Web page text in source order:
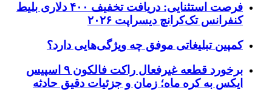
فرصت استثنایی: دریافت تخفیف ۴۰۰ دلاری بلیط
کنفرانس تک‌کرانچ دیسراپت ۲۰۲۶
کمپین تبلیغاتی موفق چه ویژگی‌هایی دارد؟
برخورد قطعه غیرفعال راکت فالکون ۹ اسپیس
ایکس به کره ماه؛ زمان و جزئیات دقیق حادثه